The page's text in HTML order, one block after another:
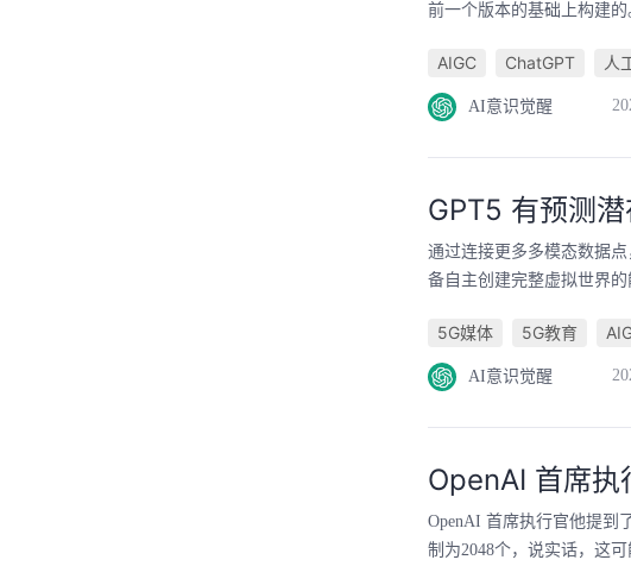
前一个版本的基础上构建
AIGC ChatGPT 人
AI意识觉醒
GPT5 有预测
通过连接更多多模态数据
备自主创建完整虚拟世界
5G媒体 5G教育
AI意识觉醒
OpenAI 首席执
OpenAI 首席执行官他提到
制为2048个，说实话，这